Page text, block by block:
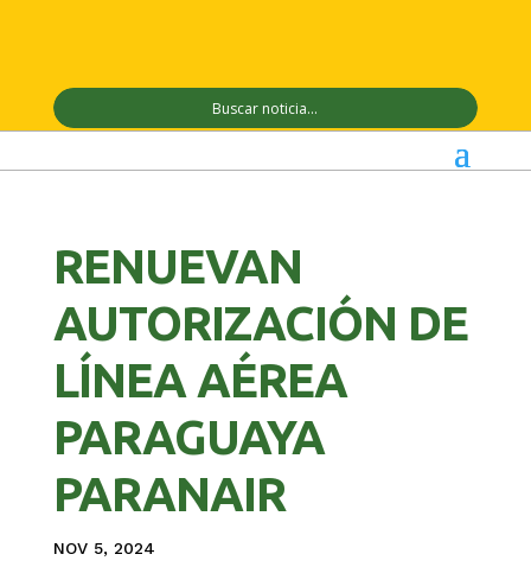
RENUEVAN
AUTORIZACIÓN DE
LÍNEA AÉREA
PARAGUAYA
PARANAIR
NOV 5, 2024